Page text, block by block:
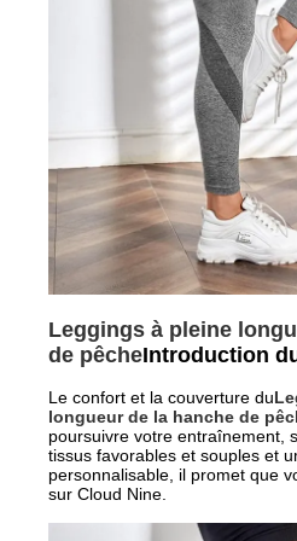
Leggings à pleine
de pêcheIntroduction
Le confort et la couverture du
longueur de la hanche de
poursuivre votre entraînement,
tissus favorables et souples et
personnalisable, il promet que
sur Cloud Nine.